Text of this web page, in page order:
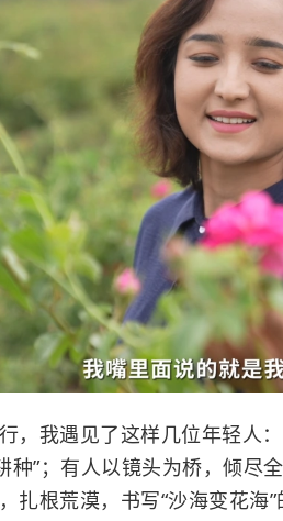
我遇见了这样几位年轻人：
种”；有人以镜头为桥，倾尽
扎根荒漠，书写“沙海变花海”